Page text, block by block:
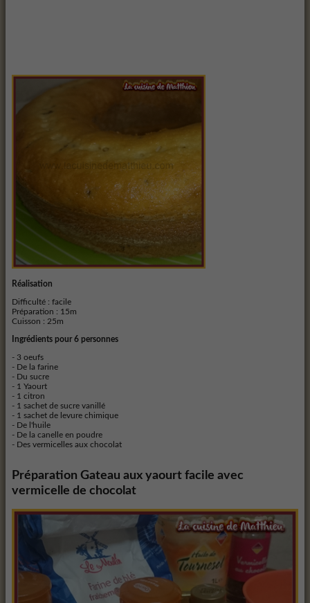
Réalisation
Difficulté : facile
Préparation : 15m
Cuisson : 25m
Ingrédients pour 6 personnes
- 3 oeufs
- De la farine
- Du sucre
- 1 Yaourt
- 1 citron
- 1 sachet de sucre vanillé
- 1 sachet de levure chimique
- De l'huile
- De la canelle en poudre
- Des vermicelles aux chocolat
Préparation Gateau aux yaourt facile avec
vermicelle de chocolat